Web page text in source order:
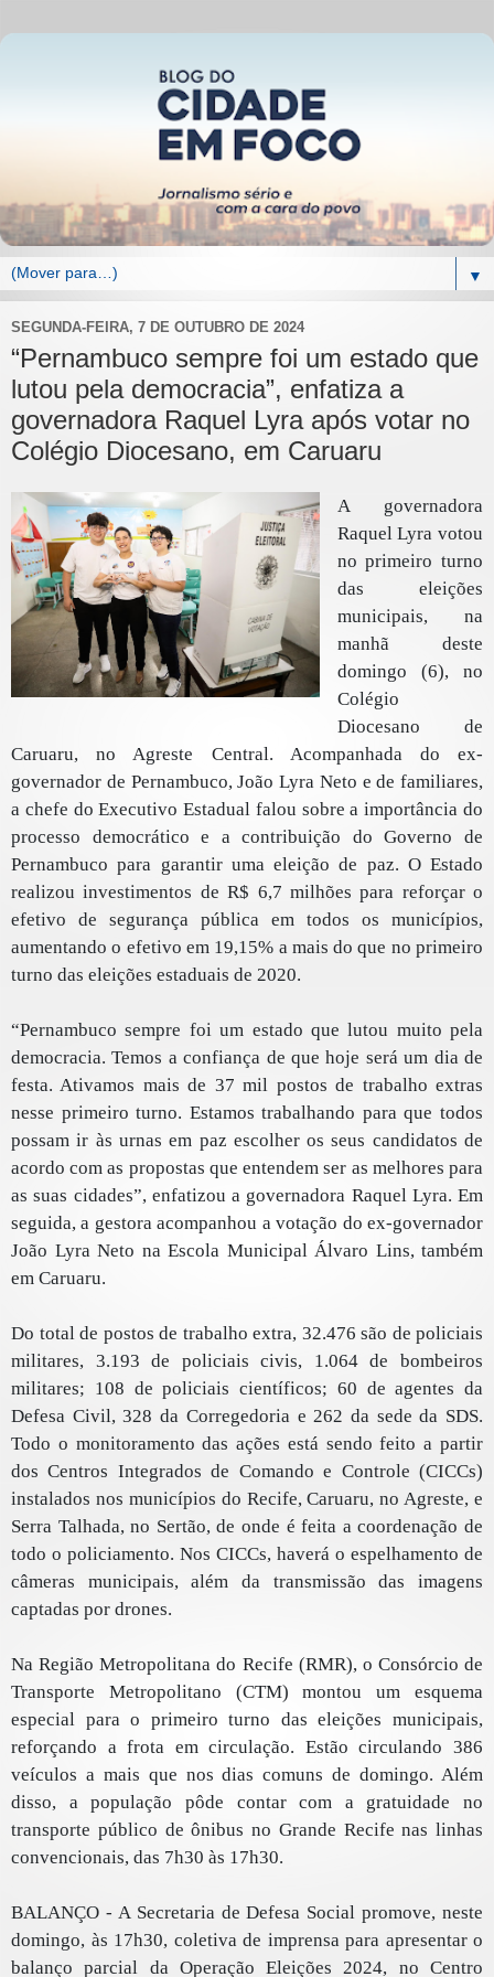
▼
SEGUNDA-FEIRA, 7 DE OUTUBRO DE 2024
“Pernambuco sempre foi um estado que
lutou pela democracia”, enfatiza a
governadora Raquel Lyra após votar no
Colégio Diocesano, em Caruaru
A governadora
Raquel Lyra votou
no primeiro turno
das eleições
municipais, na
manhã deste
domingo (6), no
Colégio
Diocesano de
Caruaru, no Agreste Central. Acompanhada do ex-
governador de Pernambuco, João Lyra Neto e de familiares,
a chefe do Executivo Estadual falou sobre a importância do
processo democrático e a contribuição do Governo de
Pernambuco para garantir uma eleição de paz. O Estado
realizou investimentos de R$ 6,7 milhões para reforçar o
efetivo de segurança pública em todos os municípios,
aumentando o efetivo em 19,15% a mais do que no primeiro
turno das eleições estaduais de 2020.
“Pernambuco sempre foi um estado que lutou muito pela
democracia. Temos a confiança de que hoje será um dia de
festa. Ativamos mais de 37 mil postos de trabalho extras
nesse primeiro turno. Estamos trabalhando para que todos
possam ir às urnas em paz escolher os seus candidatos de
acordo com as propostas que entendem ser as melhores para
as suas cidades”, enfatizou a governadora Raquel Lyra. Em
seguida, a gestora acompanhou a votação do ex-governador
João Lyra Neto na Escola Municipal Álvaro Lins, também
em Caruaru.
Do total de postos de trabalho extra, 32.476 são de policiais
militares, 3.193 de policiais civis, 1.064 de bombeiros
militares; 108 de policiais científicos; 60 de agentes da
Defesa Civil, 328 da Corregedoria e 262 da sede da SDS.
Todo o monitoramento das ações está sendo feito a partir
dos Centros Integrados de Comando e Controle (CICCs)
instalados nos municípios do Recife, Caruaru, no Agreste, e
Serra Talhada, no Sertão, de onde é feita a coordenação de
todo o policiamento. Nos CICCs, haverá o espelhamento de
câmeras municipais, além da transmissão das imagens
captadas por drones.
Na Região Metropolitana do Recife (RMR), o Consórcio de
Transporte Metropolitano (CTM) montou um esquema
especial para o primeiro turno das eleições municipais,
reforçando a frota em circulação. Estão circulando 386
veículos a mais que nos dias comuns de domingo. Além
disso, a população pôde contar com a gratuidade no
transporte público de ônibus no Grande Recife nas linhas
convencionais, das 7h30 às 17h30.
BALANÇO - A Secretaria de Defesa Social promove, neste
domingo, às 17h30, coletiva de imprensa para apresentar o
balanço parcial da Operação Eleições 2024, no Centro